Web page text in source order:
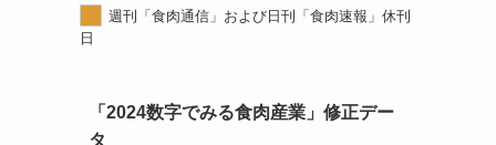
週刊「食肉通信」および日刊「食肉速報」休刊
日
「2024数字でみる食肉産業」修正デー
タ